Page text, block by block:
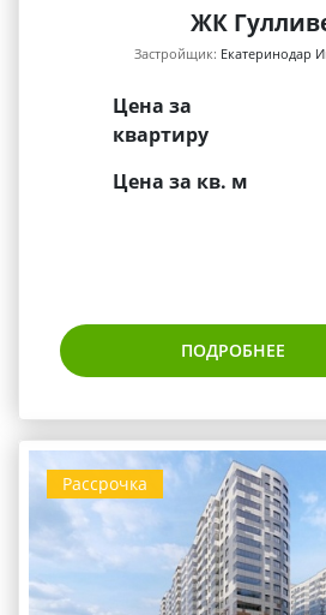
ЖК
Застройщик: Екатеринодар
Цена за
квартиру
Цена за кв. м
ПОДРОБНЕЕ
Рассрочка